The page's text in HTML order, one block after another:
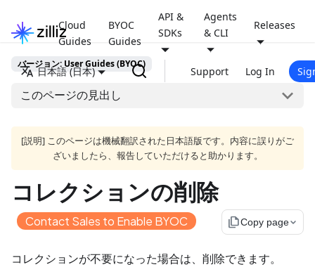
Cloud
Guides
BYOC
Guides
API &
SDKs
Agents
& CLI
Releases
日本語 (日本) Support Log In
バージョン: User Guides (BYOC)
このページの見出し
[説明] このページは機械翻訳された日本語版です。内容に誤りがご
ざいましたら、報告していただけると助かります。
コレクションの削除
Contact Sales to Enable BYOC file_copyCopy page
コレクションが不要になった場合は、削除できます。